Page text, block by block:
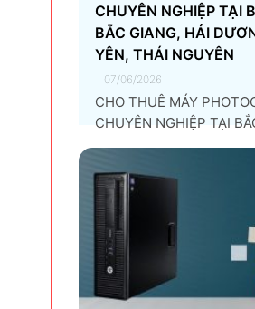
CHUYÊN NGHIỆP TẠI
BẮC GIANG, HẢI
YÊN, THÁI NGUYÊN
07/06/2026
CHO THUÊ MÁY
CHUYÊN NGHIỆP TẠI
GIANG, HẢI DƯƠNG,
photocopy tối ưu dành
nghiệp Trong thời đại
tối ưu chi phí vận hành,
nhiều doanh nghiệp lựa
pháp...